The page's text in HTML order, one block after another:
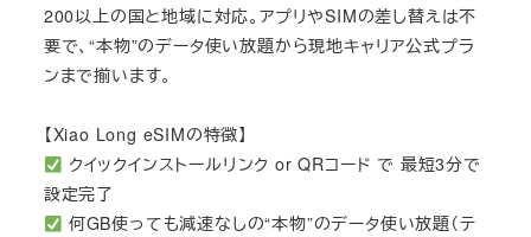
200以上の国と地域に対応。アプリやSIMの差し替えは不
要で、“本物”のデータ使い放題から現地キャリア公式プラ
ンまで揃います。
【Xiao Long eSIMの特徴】
クイックインストールリンク or QRコード で 最短3分で
設定完了
何GB使っても減速なしの“本物”のデータ使い放題（テ